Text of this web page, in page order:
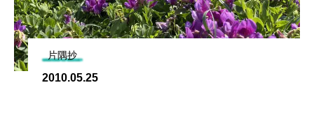
片隅抄
2010.05.25